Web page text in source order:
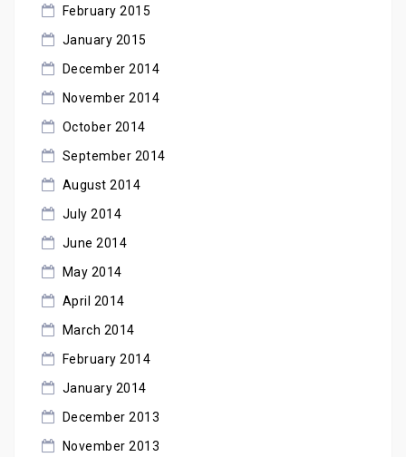
February 2015
January 2015
December 2014
November 2014
October 2014
September 2014
August 2014
July 2014
June 2014
May 2014
April 2014
March 2014
February 2014
January 2014
December 2013
November 2013